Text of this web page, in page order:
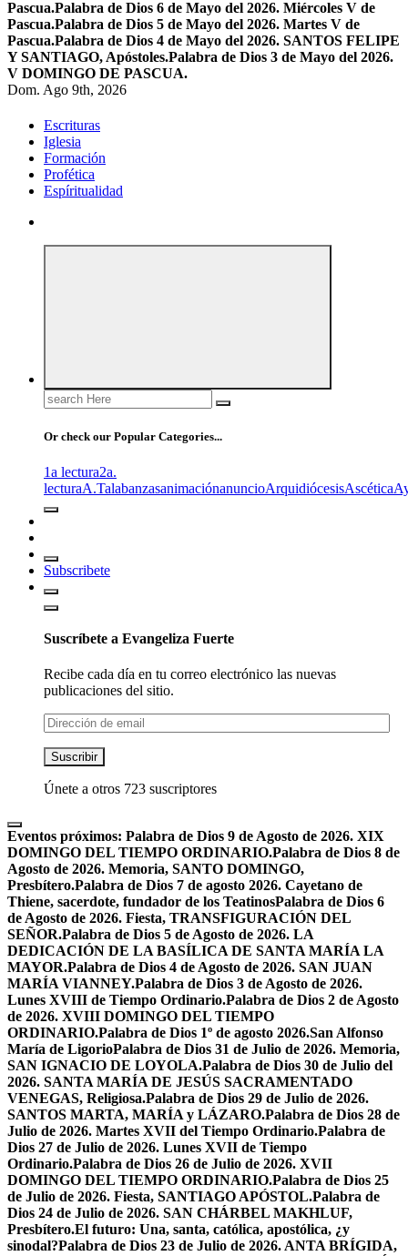
Pascua.Palabra de Dios 6 de Mayo del 2026. Miércoles V de
Pascua.Palabra de Dios 5 de Mayo del 2026. Martes V de
Pascua.Palabra de Dios 4 de Mayo del 2026. SANTOS FELIPE
Y SANTIAGO, Apóstoles.Palabra de Dios 3 de Mayo del 2026.
V DOMINGO DE PASCUA.
Dom. Ago 9th, 2026
Escrituras
Iglesia
Formación
Profética
Espíritualidad
Search
for:
Or check our Popular Categories...
1a lectura2a.
lecturaA.TalabanzasanimaciónanuncioArquidiócesisAscética
Subscribete
Suscríbete a Evangeliza Fuerte
Recibe cada día en tu correo electrónico las nuevas
publicaciones del sitio.
Dirección
de
email
Suscribir
Únete a otros 723 suscriptores
Eventos próximos: Palabra de Dios 9 de Agosto de 2026. XIX
DOMINGO DEL TIEMPO ORDINARIO.Palabra de Dios 8 de
Agosto de 2026. Memoria, SANTO DOMINGO,
Presbítero.Palabra de Dios 7 de agosto 2026. Cayetano de
Thiene, sacerdote, fundador de los TeatinosPalabra de Dios 6
de Agosto de 2026. Fiesta, TRANSFIGURACIÓN DEL
SEÑOR.Palabra de Dios 5 de Agosto de 2026. LA
DEDICACIÓN DE LA BASÍLICA DE SANTA MARÍA LA
MAYOR.Palabra de Dios 4 de Agosto de 2026. SAN JUAN
MARÍA VIANNEY.Palabra de Dios 3 de Agosto de 2026.
Lunes XVIII de Tiempo Ordinario.Palabra de Dios 2 de Agosto
de 2026. XVIII DOMINGO DEL TIEMPO
ORDINARIO.Palabra de Dios 1º de agosto 2026.San Alfonso
María de LigorioPalabra de Dios 31 de Julio de 2026. Memoria,
SAN IGNACIO DE LOYOLA.Palabra de Dios 30 de Julio del
2026. SANTA MARÍA DE JESÚS SACRAMENTADO
VENEGAS, Religiosa.Palabra de Dios 29 de Julio de 2026.
SANTOS MARTA, MARÍA y LÁZARO.Palabra de Dios 28 de
Julio de 2026. Martes XVII del Tiempo Ordinario.Palabra de
Dios 27 de Julio de 2026. Lunes XVII de Tiempo
Ordinario.Palabra de Dios 26 de Julio de 2026. XVII
DOMINGO DEL TIEMPO ORDINARIO.Palabra de Dios 25
de Julio de 2026. Fiesta, SANTIAGO APÓSTOL.Palabra de
Dios 24 de Julio de 2026. SAN CHÁRBEL MAKHLUF,
Presbítero.El futuro: Una, santa, católica, apostólica, ¿y
sinodal?Palabra de Dios 23 de Julio de 2026. ANTA BRÍGIDA,